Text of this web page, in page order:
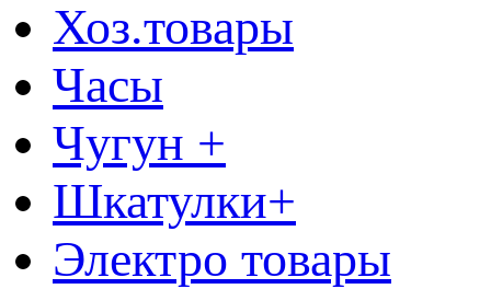
Хоз.товары
Часы
Чугун +
Шкатулки+
Электро товары